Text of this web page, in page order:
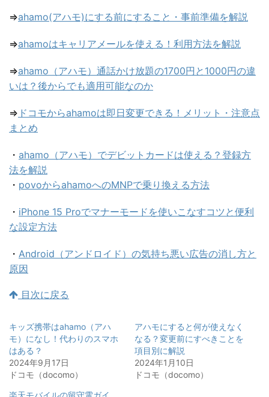
⇒ahamo(アハモ)にする前にすること・事前準備を解説
⇒ahamoはキャリアメールを使える！利用方法を解説
⇒ahamo（アハモ）通話かけ放題の1700円と1000円の違
いは？後からでも適用可能なのか
⇒ ドコモからahamoは即日変更できる！メリット・注意点
まとめ
・ ahamo（アハモ）でデビットカードは使える？登録方
法を解説
・ povoからahamoへのMNPで乗り換える方法
・ iPhone 15 Proでマナーモードを使いこなすコツと便利
な設定方法
・ Android（アンドロイド）の気持ち悪い広告の消し方と
原因
目次に戻る
キッズ携帯はahamo（アハ
モ）になし！代わりのスマホ
はある？
2024年9月17日
ドコモ（docomo）
アハモにすると何が使えなく
なる？変更前にすべきことを
項目別に解説
2024年1月10日
ドコモ（docomo）